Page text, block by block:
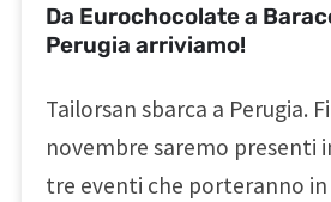
Da Eurochocolate a
Perugia arriviamo!
Tailorsan sbarca a Perugia.
novembre saremo presenti
tre eventi che porteranno